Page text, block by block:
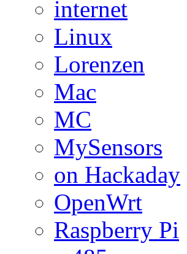
internet
Linux
Lorenzen
Mac
MC
MySensors
on Hackaday
OpenWrt
Raspberry Pi